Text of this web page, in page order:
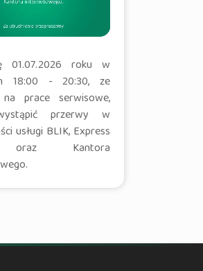
01.07.2026 roku w
18:00 - 20:30, ze
prace serwisowe,
przerwy w
usługi BLIK, Express
Kantora